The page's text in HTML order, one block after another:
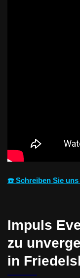
☎️ Schreiben Sie uns
Impuls
zu
in